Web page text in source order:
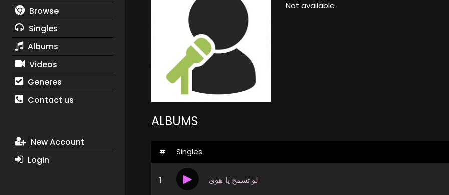
Browse
Singles
Albums
Videos
Generes
Contact us
New Account
Login
Not available
ALBUMS
# Singles
1 لو تسمح يا هوى